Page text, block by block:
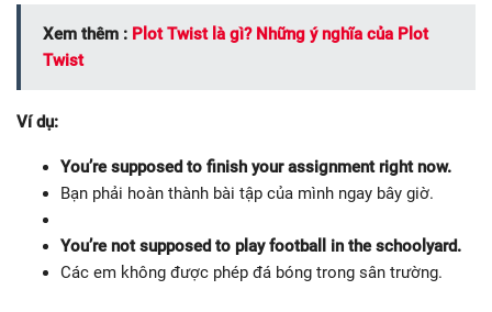
Xem thêm : Plot Twist là gì? Những ý nghĩa của Plot
Twist
Ví dụ:
You’re supposed to finish your assignment right now.
Bạn phải hoàn thành bài tập của mình ngay bây giờ.
You’re not supposed to play football in the schoolyard.
Các em không được phép đá bóng trong sân trường.